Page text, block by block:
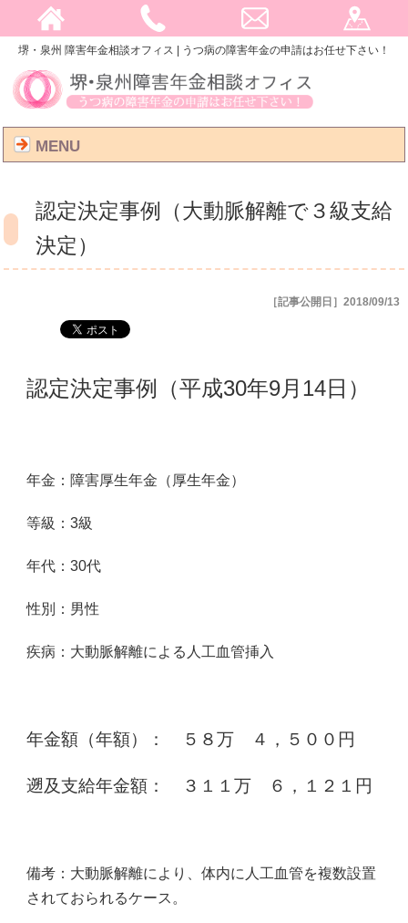
堺・泉州 障害年金相談オフィス | うつ病の障害年金の申請はお任せ下さい！
MENU
認定決定事例（大動脈解離で３級支給
決定）
［記事公開日］2018/09/13
認定決定事例（平成30年9月14日）
年金：障害厚生年金（厚生年金）
等級：3級
年代：30代
性別：男性
疾病：大動脈解離による人工血管挿入
年金額（年額）： ５８万 ４，５００円
遡及支給年金額： ３１１万 ６，１２１円
備考：大動脈解離により、体内に人工血管を複数設置
されておられるケース。